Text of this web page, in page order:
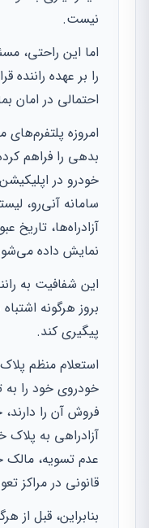
نیست.
اما این راحتی،
را بر عهده راننده
احتمالی در امان
امروزه
بدهی را فراهم
خودرو در
سامانه آنی‌رو،
آزادراه‌ها، تاریخ
نمایش داده
این شفافیت به
بروز هرگونه
پیگیری کند.
استعلام منظم
خودروی خود را به
فروش آن را
آزادراهی به
عدم تسویه، مالک
قانونی در مراکز
بنابراین، قبل از